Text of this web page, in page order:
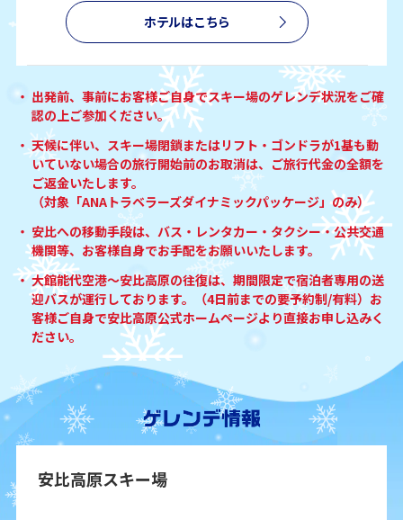
ホテルはこちら
出発前、事前にお客様ご自身でスキー場のゲレンデ状況をご確
認の上ご参加ください。
天候に伴い、スキー場閉鎖またはリフト・ゴンドラが1基も動
いていない場合の旅行開始前のお取消は、ご旅行代金の全額を
ご返金いたします。
（対象「ANAトラベラーズダイナミックパッケージ」のみ）
安比への移動手段は、バス・レンタカー・タクシー・公共交通
機関等、お客様自身でお手配をお願いいたします。
大館能代空港～安比高原の往復は、期間限定で宿泊者専用の送
迎バスが運行しております。（4日前までの要予約制/有料）お
客様ご自身で安比高原公式ホームページより直接お申し込みく
ださい。
安比高原スキー場